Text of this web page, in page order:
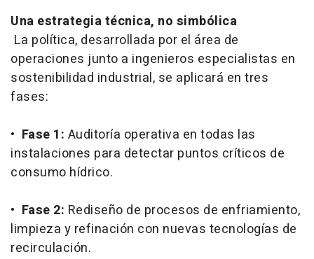
Una estrategia técnica, no simbólica
La política, desarrollada por el área de
operaciones junto a ingenieros especialistas en
sostenibilidad industrial, se aplicará en tres
fases:
• Fase 1: Auditoría operativa en todas las
instalaciones para detectar puntos críticos de
consumo hídrico.
• Fase 2: Rediseño de procesos de enfriamiento,
limpieza y refinación con nuevas tecnologías de
recirculación.